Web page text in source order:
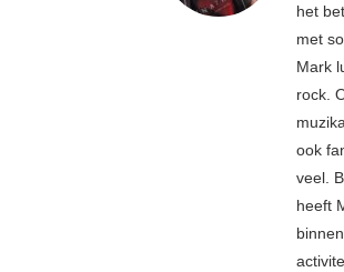
het
met
Mark
rock.
ook
veel.
heeft